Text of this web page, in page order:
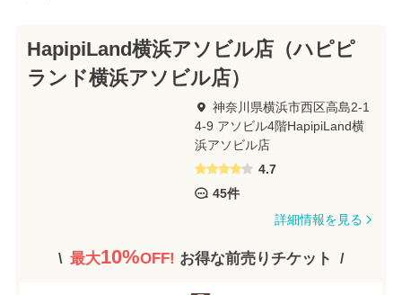
HapipiLand横浜アソビル店（ハピピ
ランド横浜アソビル店）
神奈川県横浜市西区高島2-1
4-9 アソビル4階HapipiLand横
浜アソビル店
4.7
45件
詳細情報を見る
最大10%OFF! お得な前売りチケット